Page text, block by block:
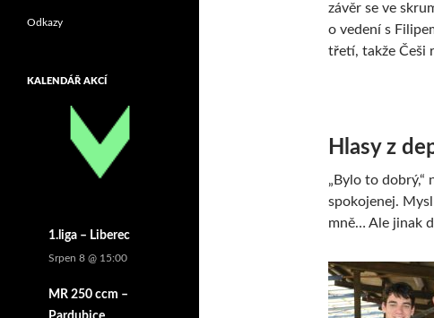
závěr se ve
o vedení s
třetí, takže Češi
Hlasy z
„Bylo to dobrý,“
spokojenej.
mně… Ale jinak
Odkazy
KALENDÁŘ AKCÍ
1.liga – Liberec
Srpen 8 @ 15:00
MR 250 ccm –